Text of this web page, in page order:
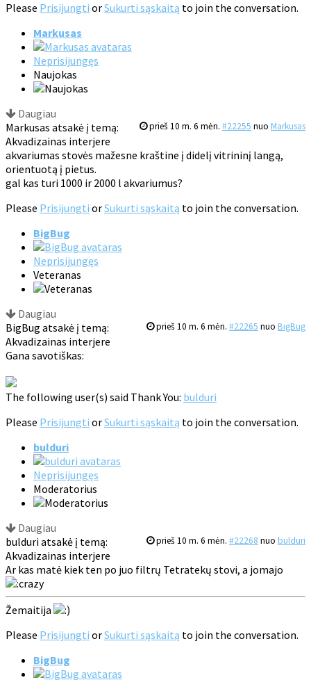
Please Prisijungti orSukurti sąskaitą to join the conversation.
Markusas
Neprisijungęs
Naujokas
Daugiau
prieš 10 m. 6 mėn. #22255 nuo Markusas
Markusas atsakė į temą:
Akvadizainas interjere
akvariumas stovės mažesne kraštine į didelį vitrininį langą,
orientuotą į pietus.
gal kas turi 1000 ir 2000 l akvariumus?
Please Prisijungti orSukurti sąskaitą to join the conversation.
BigBug
Neprisijungęs
Veteranas
Daugiau
prieš 10 m. 6 mėn. #22265 nuo BigBug
BigBug atsakė į temą:
Akvadizainas interjere
Gana savotiškas:
The following user(s) said Thank You: bulduri
Please Prisijungti orSukurti sąskaitą to join the conversation.
bulduri
Neprisijungęs
Moderatorius
Daugiau
prieš 10 m. 6 mėn. #22268 nuo bulduri
bulduri atsakė į temą:
Akvadizainas interjere
Ar kas matė kiek ten po juo filtrų Tetratekų stovi, a jomajo
Žemaitija
Please Prisijungti orSukurti sąskaitą to join the conversation.
BigBug